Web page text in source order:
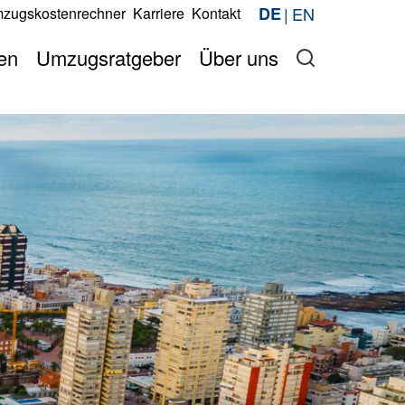
Jetzt anfragen
berechnen
Umzugsratgeber
Jetzt anfragen
Über uns
Karriere Kontakt DE EN